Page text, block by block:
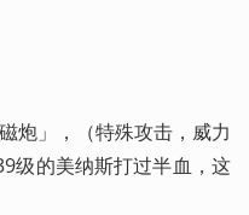
炮」，（特殊攻击，威力
级的美纳斯打过半血，这